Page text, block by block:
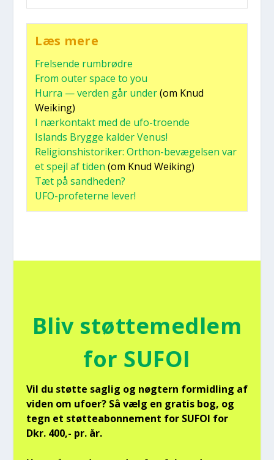
Læs mere
Frel­sen­de rum­brød­re
From outer spa­ce to you
Hur­ra — ver­den går under(om Knud
Weiking)
I nær­kon­takt med de ufo-tro­en­de
Islands Bryg­ge kal­der Venus!
Reli­gions­hi­sto­ri­ker: Ort­hon-bevæ­gel­sen var
et spejl af tiden (om Knud Weiking)
Tæt på sand­he­den?
UFO-pro­fe­ter­ne lever!
Bliv støt­te­med­lem
for SUFOI
Vil du støt­te sag­lig og nøg­tern for­mid­ling af
viden om ufo­er? Så vælg en gra­tis bog, og
tegn et støt­tea­bon­ne­ment for SUFOI for
Dkr. 400,- pr. år.